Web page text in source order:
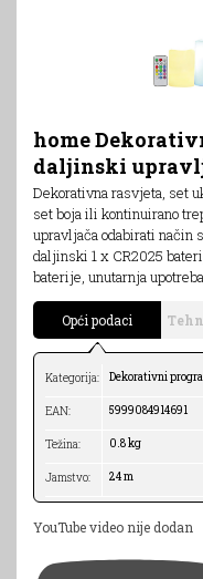
home
daljinski
Dekorativna rasvjeta, set
set boja ili kontinuirano
upravljača odabirati način
daljinski 1 x CR2025
baterije, unutarnja upotreba
Opći podaci
Kategorija: Dekorativni
EAN: 5999084914691
Težina: 0.8 kg
Jamstvo: 24 m
YouTube video nije dodan